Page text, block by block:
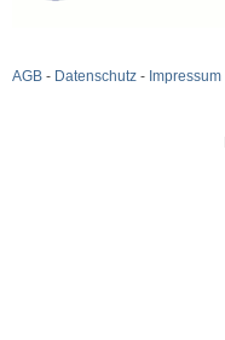
AGB - Datenschutz - Impressum